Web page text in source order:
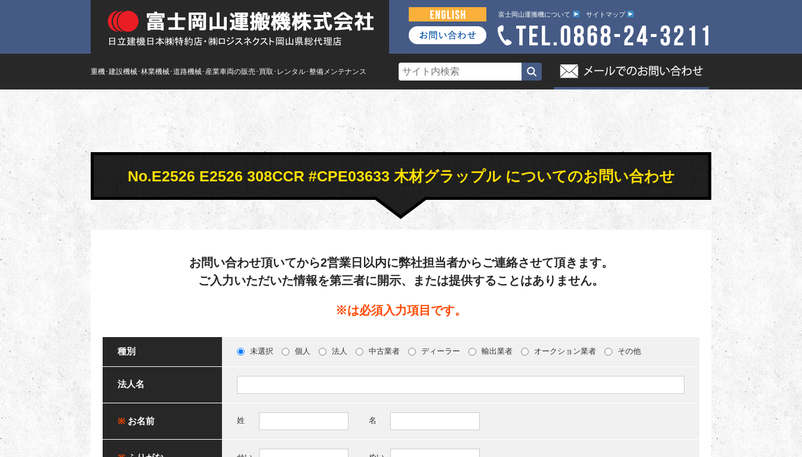
富士岡山運搬機について サイトマップ
重機･建設機械･林業機械･道路機械･産業車両の販売･買取･レンタル･整備メンテナンス
No.E2526 E2526 308CCR #CPE03633 木材グラップル についてのお問い合わせ
お問い合わせ頂いてから2営業日以内に弊社担当者からご連絡させて頂きます。
ご入力いただいた情報を第三者に開示、または提供することはありません。
※は必須入力項目です。
種別 未選択 個人 法人 中古業者 ディーラー 輸出業者 オークション業者 その他
法人名
※ お名前 姓 名